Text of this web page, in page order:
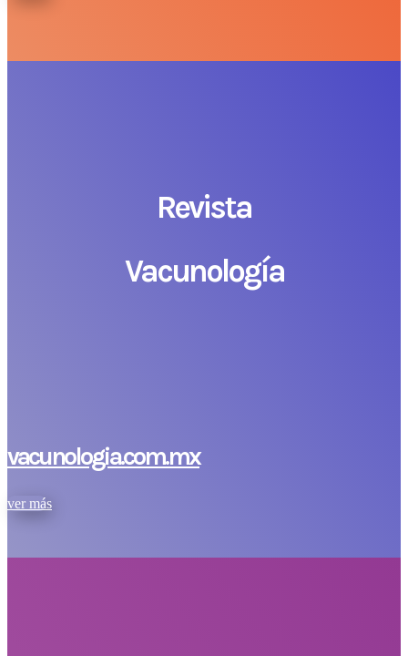
Revista
Vacunología
vacunologia.com.mx
ver más